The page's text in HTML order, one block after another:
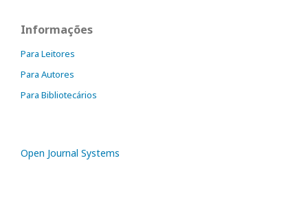
Informações
Para Leitores
Para Autores
Para Bibliotecários
Open Journal Systems